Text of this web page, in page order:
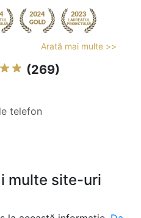
Arată mai multe >>
(269)
telefon
multe site-uri